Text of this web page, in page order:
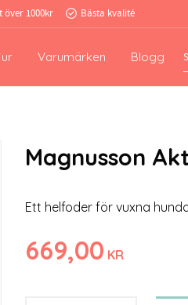
över 1000kr Bästa kvalité
Varumärken Blogg
Magnusson
Ett helfoder för vuxna
669,00 KR